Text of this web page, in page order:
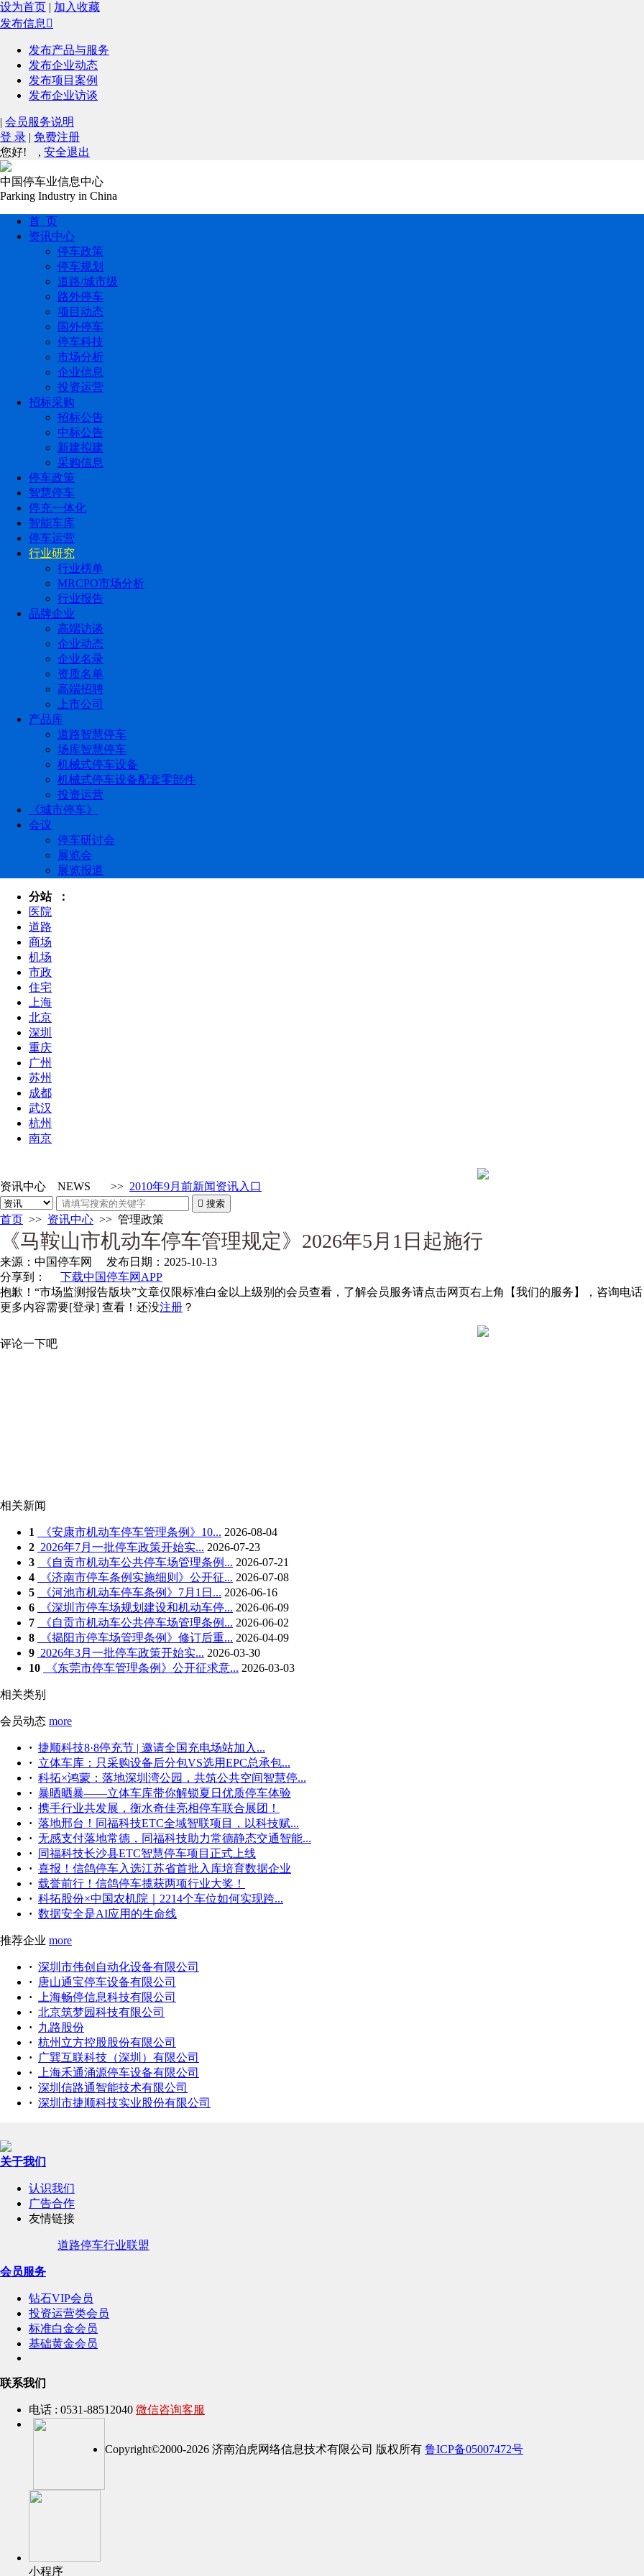
设为首页 | 加入收藏
发布信息 
发布产品与服务
发布企业动态
发布项目案例
发布企业访谈
| 会员服务说明
登 录 | 免费注册
您好!
, 安全退出
中国停车业信息中心
Parking Industry in China
首 页
资讯中心
停车政策
停车规划
道路/城市级
路外停车
项目动态
国外停车
停车科技
市场分析
企业信息
投资运营
招标采购
招标公告
中标公告
新建拟建
采购信息
停车政策
智慧停车
停充一体化
智能车库
停车运营
行业研究
行业榜单
MRCPO市场分析
行业报告
品牌企业
高端访谈
企业动态
企业名录
资质名单
高端招聘
上市公司
产品库
道路智慧停车
场库智慧停车
机械式停车设备
机械式停车设备配套零部件
投资运营
《城市停车》
会议
停车研讨会
展览会
展览报道
分站 ：
医院
道路
商场
机场
市政
住宅
上海
北京
深圳
重庆
广州
苏州
成都
武汉
杭州
南京
资讯中心 NEWS >> 2010年9月前新闻资讯入口
 搜索
首页 >> 资讯中心 >> 管理政策
《马鞍山市机动车停车管理规定》2026年5月1日起施行
来源： 中国停车网 发布日期： 2025-10-13
分享到：
下载中国停车网APP
抱歉！“市场监测报告版块”文章仅限标准白金以上级别的会员查看，了解会员服务请点击网页右上角【我们的服务】，咨询电话
更多内容需要[登录] 查看！还没注册 ？
评论一下吧
相关新闻
1 《安康市机动车停车管理条例》10... 2026-08-04
2 2026年7月一批停车政策开始实... 2026-07-23
3
《自贡市机动车公共停车场管理条例... 2026-07-21
4
《济南市停车条例实施细则》公开征... 2026-07-08
5
《河池市机动车停车条例》7月1日... 2026-06-16
6
《深圳市停车场规划建设和机动车停... 2026-06-09
7
《自贡市机动车公共停车场管理条例... 2026-06-02
8
《揭阳市停车场管理条例》修订后重... 2026-04-09
9 2026年3月一批停车政策开始实... 2026-03-30
10
《东莞市停车管理条例》公开征求意... 2026-03-03
相关类别
会员动态 more
· 捷顺科技8·8停充节 | 邀请全国充电场站加入...
· 立体车库：只采购设备后分包VS选用EPC总承包...
· 科拓×鸿蒙：落地深圳湾公园，共筑公共空间智慧停...
· 暴晒晒暴——立体车库带你解锁夏日优质停车体验
· 携手行业共发展，衡水奇佳亮相停车联合展团！
· 落地邢台！同福科技ETC全域智联项目，以科技赋...
· 无感支付落地常德，同福科技助力常德静态交通智能...
·
同福科技长沙县ETC智慧停车项目正式上线
· 喜报！信鸽停车入选江苏省首批入库培育数据企业
· 载誉前行！信鸽停车揽获两项行业大奖！
· 科拓股份×中国农机院｜2214个车位如何实现跨...
· 数据安全是AI应用的生命线
推荐企业 more
· 深圳市伟创自动化设备有限公司
·
唐山通宝停车设备有限公司
·
上海畅停信息科技有限公司
· 北京筑梦园科技有限公司
· 九路股份
· 杭州立方控股股份有限公司
·
广巽互联科技（深圳）有限公司
·
上海禾通涌源停车设备有限公司
· 深圳信路通智能技术有限公司
· 深圳市捷顺科技实业股份有限公司
关于我们
认识我们
广告合作
友情链接
道路停车行业联盟
会员服务
钻石VIP会员
投资运营类会员
标准白金会员
基础黄金会员
联系我们
电话 : 0531-88512040 微信咨询客服
Copyright©2000-2026 济南泊虎网络信息技术有限公司 版权所有 鲁ICP备05007472号
小程序